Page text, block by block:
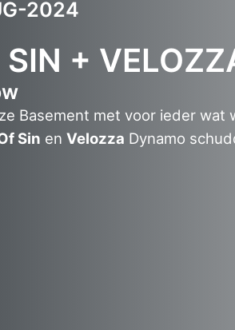
2024
SIN +
Basement met voor ieder wat
Sin en Velozza Dynamo